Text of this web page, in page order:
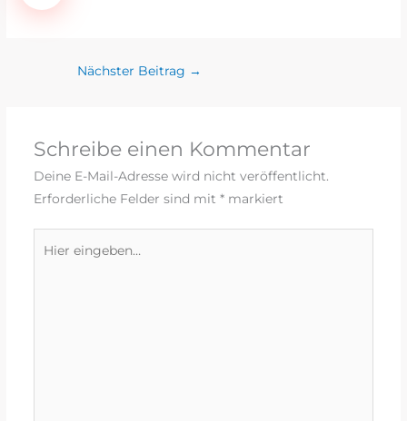
Nächster Beitrag →
Schreibe einen Kommentar
Deine E-Mail-Adresse wird nicht veröffentlicht.
Erforderliche Felder sind mit *markiert
eingeben…